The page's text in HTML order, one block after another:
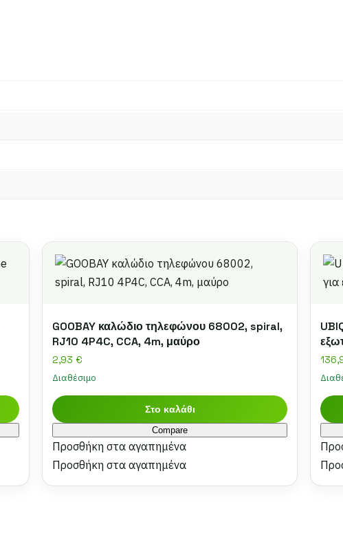
GOOBAY καλώδιο τηλεφώνου 68002, spiral,
RJ10 4P4C, CCA, 4m, μαύρο
2,93 €
Διαθέσιμο
Στο καλάθι
Compare
Προσθήκη στα αγαπημένα
Προσθήκη στα αγαπημένα